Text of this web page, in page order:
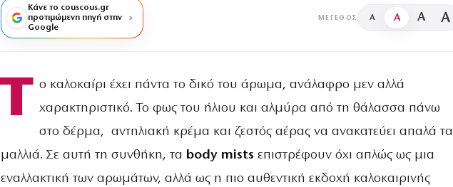
Κάνε το couscous.gr
προτιμώμενη πηγή στην
Google
ΜΈΓΕΘΟΣ A A A A
Τ ο καλοκαίρι έχει πάντα το δικό του άρωμα, ανάλαφρο μεν αλλά
χαρακτηριστικό. Το φως του ήλιου και αλμύρα από τη θάλασσα πάνω
στο δέρμα, αντηλιακή κρέμα και ζεστός αέρας να ανακατεύει απαλά τα
μαλλιά. Σε αυτή τη συνθήκη, τα body mists επιστρέφουν όχι απλώς ως μια
εναλλακτική των αρωμάτων, αλλά ως η πιο αυθεντική εκδοχή καλοκαιρινής